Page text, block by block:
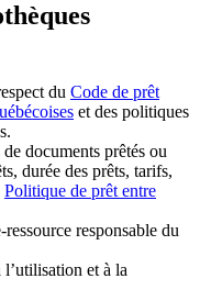
du Code de prêt
et des politiques
de documents prêtés ou
durée des prêts, tarifs,
Politique de prêt entre
responsable du
l’utilisation et à la